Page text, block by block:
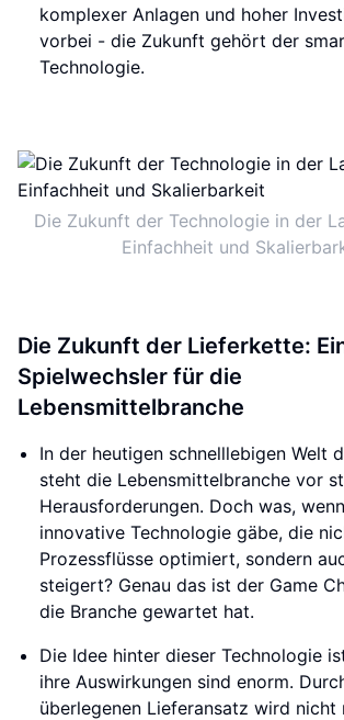
komplexer Anlagen und hoher
vorbei - die Zukunft gehört der
Technologie.
Die Zukunft der Technologie in der
Einfachheit und
Die Zukunft der Lieferkette:
Spielwechsler für die
Lebensmittelbranche
In der heutigen schnelllebigen Welt
steht die Lebensmittelbranche vor
Herausforderungen. Doch was,
innovative Technologie gäbe, die
Prozessflüsse optimiert, sondern
steigert? Genau das ist der Game
die Branche gewartet hat.
Die Idee hinter dieser Technologie
ihre Auswirkungen sind enorm.
überlegenen Lieferansatz wird nicht